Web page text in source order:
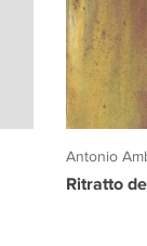
Antonio
Ritratto